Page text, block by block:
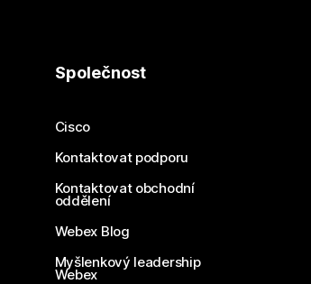
Společnost
Cisco
Kontaktovat podporu
Kontaktovat obchodní
oddělení
Webex Blog
Myšlenkový leadership
Webex